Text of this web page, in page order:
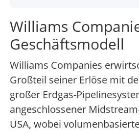
Williams
Geschäftsmodell
Williams Companies
Großteil seiner Erlöse mit
großer Erdgas-
angeschlossener
USA, wobei